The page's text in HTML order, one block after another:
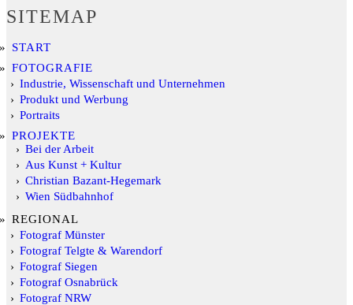
SITEMAP
START
FOTOGRAFIE
Industrie, Wissenschaft und Unternehmen
Produkt und Werbung
Portraits
PROJEKTE
Bei der Arbeit
Aus Kunst + Kultur
Christian Bazant-Hegemark
Wien Südbahnhof
REGIONAL
Fotograf Münster
Fotograf Telgte & Warendorf
Fotograf Siegen
Fotograf Osnabrück
Fotograf NRW